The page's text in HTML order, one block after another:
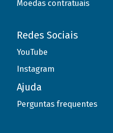
Moedas contratuais
Redes Sociais
YouTube
Instagram
Ajuda
Perguntas frequentes